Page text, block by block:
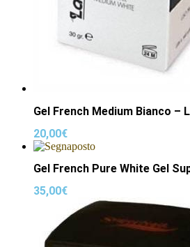
Gel French Medium Bianco –
20,00€
Gel French Pure White Gel
35,00€